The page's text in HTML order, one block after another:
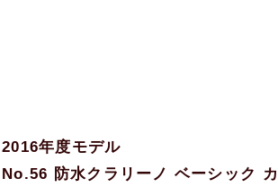
2016年度モデル
No.56 防水クラリーノ ベーシック